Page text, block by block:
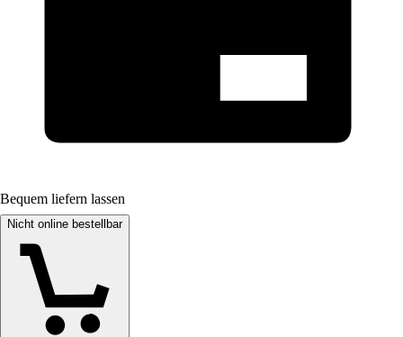
Bequem liefern lassen
Nicht online bestellbar